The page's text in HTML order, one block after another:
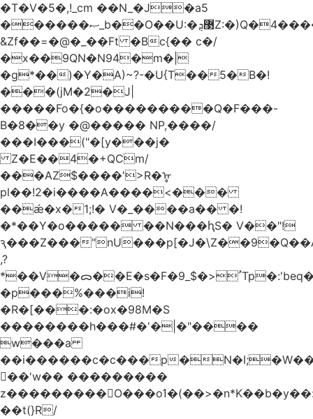
�T�V�5�,!_cm ��N_�J�a5
������ޞ_b��O��U:�޳ܯZ:�)Q�4�������
&Zf��=�@�_��Ft �Bc{�� c�/
�x��9QN�N94�m�|
�g*��)�Y�A)~?-�U{T��5�B�!
���(jM�2�J|
�����Fo�{�o���������Q�F���-
B�8��y �@����� NP,����/
���I���("�[y���j�
Z�E��4�+QCm/
���AZ$����'>R�ᡎ
pl��!2�i����A����<���
��ǽ�x�1;!� V�_����a�� �!
�*��Y�o����� ��N���ԧS� V��"!
ԇ���Z���
,?
*��V�ᯅ��E�s�F�ﹸ<�$_9Tp�:'beq�Mfcn�oj�n��,�>N4�S+b���p1&}&�|
�p���%���i!
�R�[���:�ox�98M�S
��������h���#�'�|�"����
w���a
��i������c�c���p�
��'w�� ���������
z���������O���oߗ�(��>�n*K��b�y��:^��NV�{����O~';w37z8�}
��t(}R/